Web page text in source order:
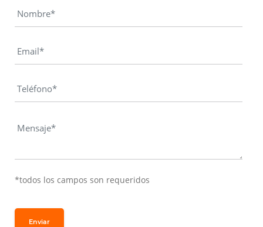
*todos los campos son requeridos
Enviar